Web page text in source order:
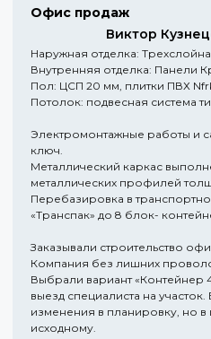
Офис продаж
Виктор
Наружная отделка:
Внутренняя отделка: Панели
Пол: ЦСП 20 мм, плитки ПВХ
Потолок: подвесная система
Электромонтажные работы и
ключ.
Металлический каркас
металлических профилей
Перебазировка в
«Транспак» до 8 блок-
Заказывали строительство
Компания без лишних
Выбрали вариант «Контейнер
выезд специалиста на
изменения в планировку, но
исходному.